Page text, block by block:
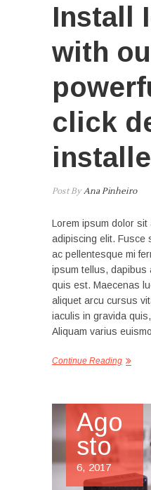
Install
with
click
Post ByAna Pinheiro
Lorem ipsum dolor
adipiscing elit. Fusce
ac pellentesque mi
ipsum tellus, dapibus
quis est. Maecenas
aliquet arcu cursus
iaculis in gravida
Aliquam varius
Continue Reading
Ago
sto
6, 2017